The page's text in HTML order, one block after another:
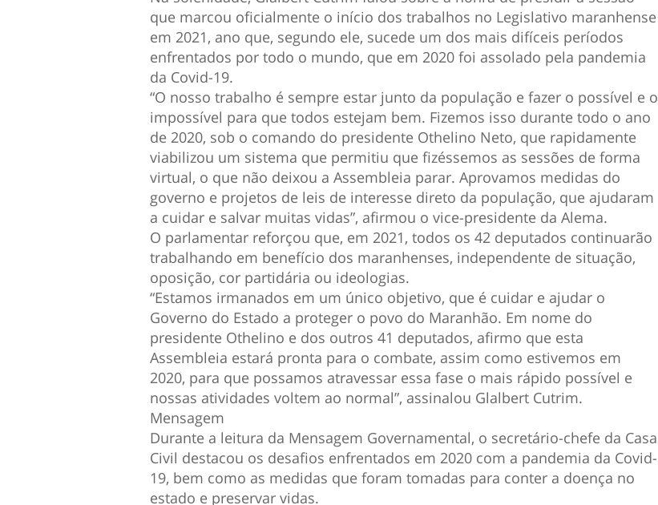
que marcou oficialmente o início dos trabalhos no Legislativo maranhense
em 2021, ano que, segundo ele, sucede um dos mais difíceis períodos
enfrentados por todo o mundo, que em 2020 foi assolado pela pandemia
da Covid-19.
“O nosso trabalho é sempre estar junto da população e fazer o possível e o
impossível para que todos estejam bem. Fizemos isso durante todo o ano
de 2020, sob o comando do presidente Othelino Neto, que rapidamente
viabilizou um sistema que permitiu que fizéssemos as sessões de forma
virtual, o que não deixou a Assembleia parar. Aprovamos medidas do
governo e projetos de leis de interesse direto da população, que ajudaram
a cuidar e salvar muitas vidas”, afirmou o vice-presidente da Alema.
O parlamentar reforçou que, em 2021, todos os 42 deputados continuarão
trabalhando em benefício dos maranhenses, independente de situação,
oposição, cor partidária ou ideologias.
“Estamos irmanados em um único objetivo, que é cuidar e ajudar o
Governo do Estado a proteger o povo do Maranhão. Em nome do
presidente Othelino e dos outros 41 deputados, afirmo que esta
Assembleia estará pronta para o combate, assim como estivemos em
2020, para que possamos atravessar essa fase o mais rápido possível e
nossas atividades voltem ao normal”, assinalou Glalbert Cutrim.
Mensagem
Durante a leitura da Mensagem Governamental, o secretário-chefe da Casa
Civil destacou os desafios enfrentados em 2020 com a pandemia da Covid-
19, bem como as medidas que foram tomadas para conter a doença no
estado e preservar vidas.